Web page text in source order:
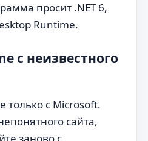
просит .NET 6,
Runtime.
с неизвестного
только с Microsoft.
сайта,